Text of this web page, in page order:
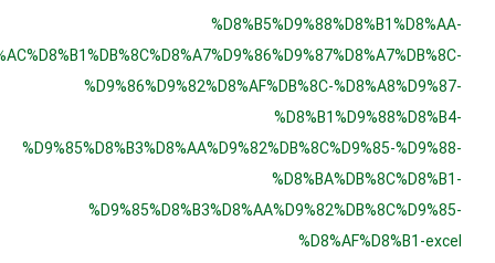
%D9%86%D9%82%D8%AF%DB%8C-
%D9%85%D8%B3%D8%AA%D9%82%DB%8C%D9%85-
%D8%AF%D8%B1-